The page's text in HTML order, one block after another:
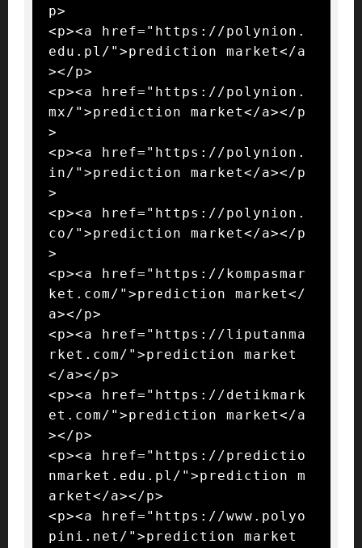
p>
<p><a href="https://polynion.
edu.pl/">prediction market</a
></p>
<p><a href="https://polynion.
mx/">prediction market</a></p
>
<p><a href="https://polynion.
in/">prediction market</a></p
>
<p><a href="https://polynion.
co/">prediction market</a></p
>
<p><a href="https://kompasmar
ket.com/">prediction market</
a></p>
<p><a href="https://liputanma
rket.com/">prediction market
</a></p>
<p><a href="https://detikmark
et.com/">prediction market</a
></p>
<p><a href="https://predictio
nmarket.edu.pl/">prediction m
arket</a></p>
<p><a href="https://www.polyo
pini.net/">prediction market